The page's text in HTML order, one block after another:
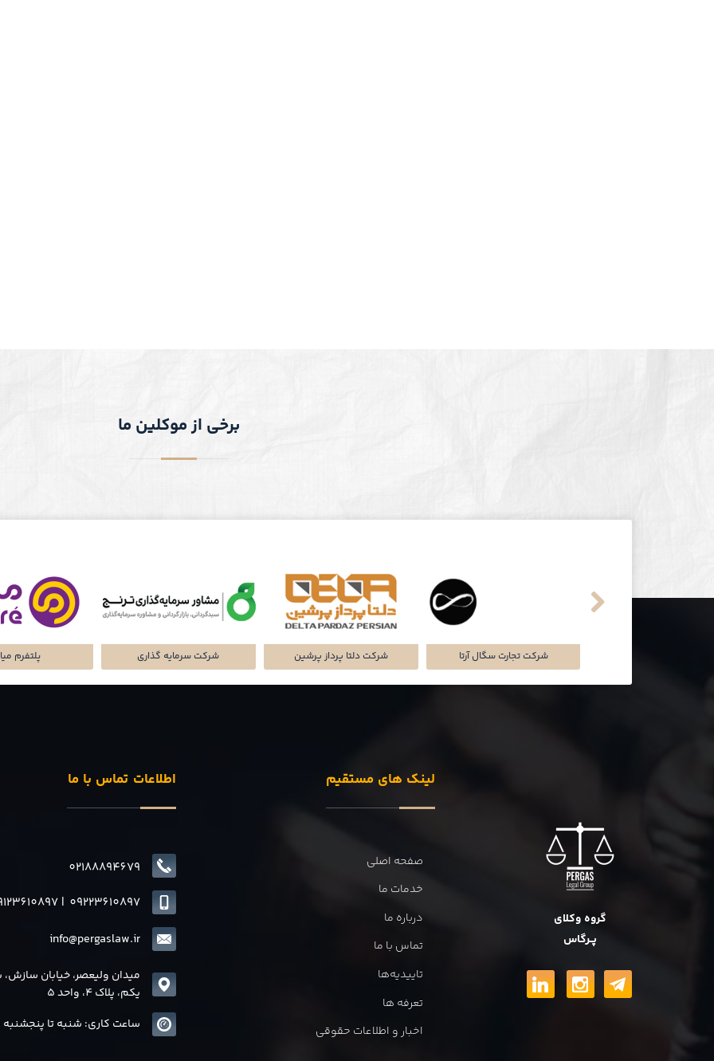
پلتفرم شرکت سرمایه گذاری شرکت دلتا پرداز پرشین شرکت تجارت سگال آرتا
برخی از موکلین ما
گروه وکلای
پــرگاس
لینک های مستقیم
صفحه اصلی
خدمات ما
درباره ما
تماس با ما
تاییدیه‌ها
تعرفه ها
اخبار و اطلاعات حقوقی
اطلاعات تماس با ما
02188894679
info@pergaslaw.ir
| 09223610897
میدان ولیعصر، خیابان
یکم، پلاک 4، واحد 5
ساعت کاری: شنبه تا پنجشنبه 8 الی17